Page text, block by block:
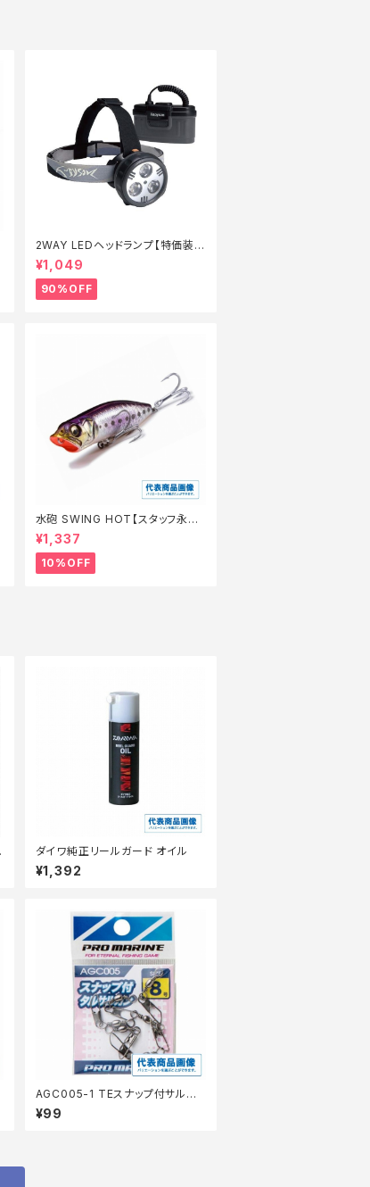
2WAY LEDヘッドランプ【特価装
備】【90】
¥1,049
90%OFF
水砲 SWING HOT【スタッフ永徳
夏のチニングオススメルアー】
¥1,337
10%OFF
ダイワ純正リールガード オイル
¥1,392
AGC005-1 TEスナップ付サルカ
ンブラック 1号【継続セール_仕掛】
¥99